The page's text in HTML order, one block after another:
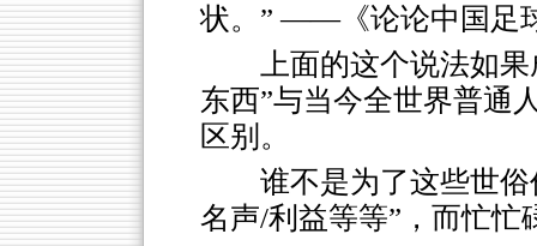
状。” ——《论论中国足
上面的这个说法如
东西”与当今全世界普通
区别。
谁不是为了这些世
名声/利益等等”，而忙忙